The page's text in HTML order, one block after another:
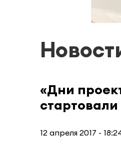
«Дни
12 апреля 2017 -